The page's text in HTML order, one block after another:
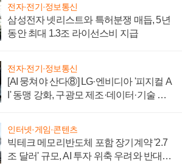
전자·전기·정보통신
삼성전자 넷리스트와 특허분쟁 매듭, 5년
동안 최대 1.3조 라이선스비 지급
전자·전기·정보통신
[AI 뭉쳐야 산다⑧] LG·엔비디아 '피지컬 A
I' 동맹 강화, 구광모 제조·데이터·기술 결
인터넷·게임·콘텐츠
빅테크 메모리반도체 포함 장기계약 '2.7
조 달러' 규모, AI 투자 위축 우려와 반대